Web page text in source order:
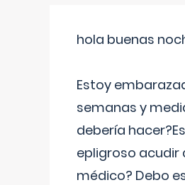
hola buenas
Estoy
semanas y
debería hacer?Es
epligroso acudir
médico? Debo